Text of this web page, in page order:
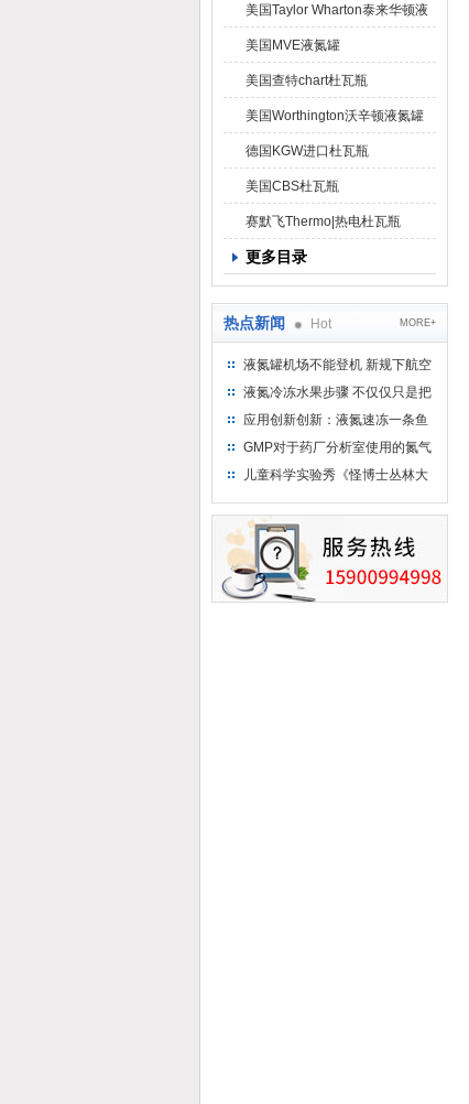
美国Taylor Wharton泰来华顿液
氮罐
美国MVE液氮罐
美国查特chart杜瓦瓶
美国Worthington沃辛顿液氮罐
德国KGW进口杜瓦瓶
美国CBS杜瓦瓶
赛默飞Thermo|热电杜瓦瓶
更多目录
热点新闻 Hot MORE+
液氮罐机场不能登机 新规下航空
运输罐能否上飞机
液氮冷冻水果步骤 不仅仅只是把
水果扔到液氮中
应用创新创新：液氮速冻一条鱼
只需15分钟 保持活鲜一整年
GMP对于药厂分析室使用的氮气
钢瓶存放标准
儿童科学实验秀《怪博士丛林大
及